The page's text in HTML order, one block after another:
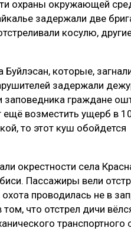
ДРЕВЕСИНЫ
охраны окружающей
задержали две
косулю,
которые,
задержали
заповедника граждане
возместить ущерб в
то этот куш обойдется
окрестности села
Пассажиры вели
проводилась не в
что отстрел дичи
транспортного